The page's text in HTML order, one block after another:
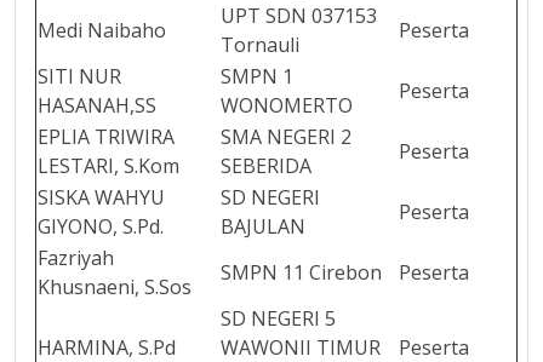
Medi Naibaho
UPT SDN 037153
Tornauli
Peserta
SITI NUR
HASANAH,SS
SMPN 1
WONOMERTO
Peserta
EPLIA TRIWIRA
LESTARI, S.Kom
SMA NEGERI 2
SEBERIDA
Peserta
SISKA WAHYU
GIYONO, S.Pd.
SD NEGERI
BAJULAN
Peserta
Fazriyah
Khusnaeni, S.Sos
SMPN 11 Cirebon Peserta
HARMINA, S.Pd
SD NEGERI 5
WAWONII TIMUR
Peserta